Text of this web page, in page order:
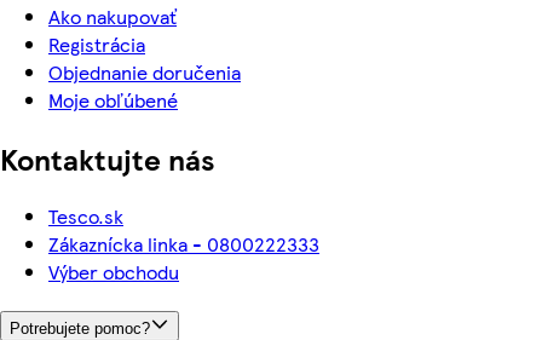
Ako nakupovať
Registrácia
Objednanie doručenia
Moje obľúbené
Kontaktujte nás
Tesco.sk
Zákaznícka linka - 0800222333
Výber obchodu
Potrebujete pomoc?